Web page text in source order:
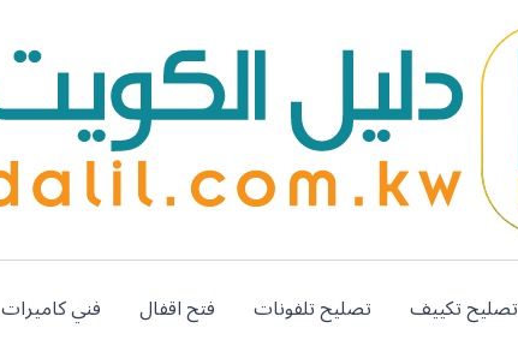
تصليح تكييف تصليح تلفونات فتح اقفال فني كاميرات